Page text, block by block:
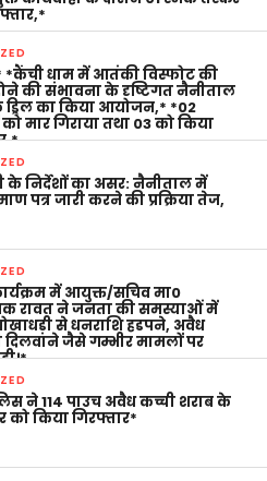
*कैंची धाम में आतंकी विस्फोट की
की संभावना के दृष्टिगत नैनीताल
का किया आयोजन,* *02
मार गिराया तथा 03 को किया
के निर्देशों का असर: नैनीताल में
पत्र जारी करने की प्रक्रिया तेज,
में आयुक्त/सचिव मा0
रावत ने जनता की समस्याओं में
से धनराशि हडपने, अवैध
दिलवाने जैसे गम्भीर मामलों पर
ने 114 पाउच अवैध कच्ची शराब के
को किया गिरफ्तार*